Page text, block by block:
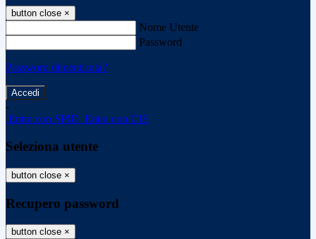
button close ×
Nome Utente
Password
Password dimenticata?
-
Entra con SPID Entra con CIE
Seleziona utente
button close ×
Recupero password
button close ×